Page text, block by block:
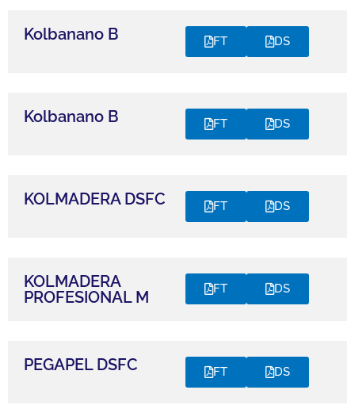
Kolbanano B FT DS
Kolbanano B FT DS
KOLMADERA DSFC FT DS
KOLMADERA
PROFESIONAL M
FT DS
PEGAPEL DSFC FT DS